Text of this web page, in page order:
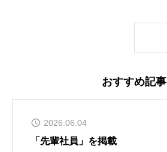
働く環境
おすすめ記事
2026.06.04
「先輩社員」を掲載